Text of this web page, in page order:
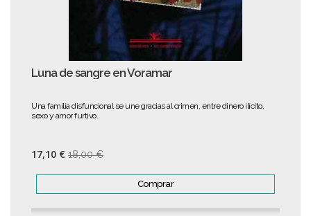
Luna de sangre en Voramar
Una familia disfuncional se une gracias al crimen, entre dinero ilícito,
sexo y amor furtivo.
17,10 € 18,00 €
Comprar